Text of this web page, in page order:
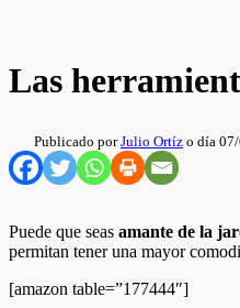
Las
Publicado porJulio Ortíz o día
Puede que seas amante de la
permitan tener una mayor
[amazon table=”177444″]